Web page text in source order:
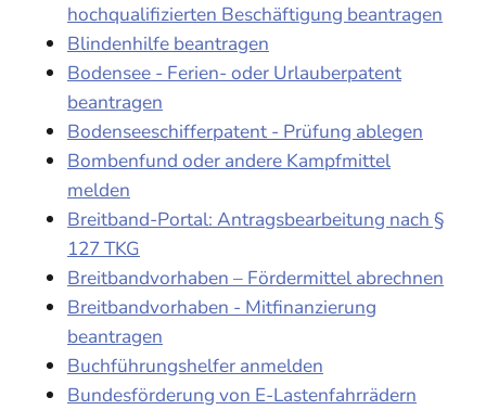
hochqualifizierten Beschäftigung beantragen
Blindenhilfe beantragen
Bodensee - Ferien- oder Urlauberpatent
beantragen
Bodenseeschifferpatent - Prüfung ablegen
Bombenfund oder andere Kampfmittel
melden
Breitband-Portal: Antragsbearbeitung nach §
127 TKG
Breitbandvorhaben – Fördermittel abrechnen
Breitbandvorhaben - Mitfinanzierung
beantragen
Buchführungshelfer anmelden
Bundesförderung von E-Lastenfahrrädern